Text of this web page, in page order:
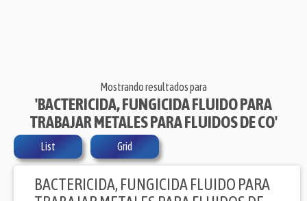
Mostrando resultados para
'BACTERICIDA, FUNGICIDA FLUIDO PARA
TRABAJAR METALES PARA FLUIDOS DE CO'
List Grid
BACTERICIDA, FUNGICIDA FLUIDO PARA